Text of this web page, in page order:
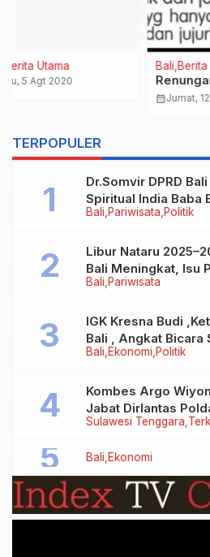
Bali Berita Utama
Renungan Joger
TERPOPULER
Bali Pariwisata Politik
Dr.Somvir DPRD
Spiritual India Baba
Bali Pariwisata
Libur Nataru
Bali Meningkat, Isu
Tidak Benar
Bali Ekonomi Politik
IGK Kresna Budi
Bali , Angkat Bicara
Bersubsidi Jenis
Sulawesi Tenggara
Kombes Argo
Jabat Dirlantas
Bali Ekonomi